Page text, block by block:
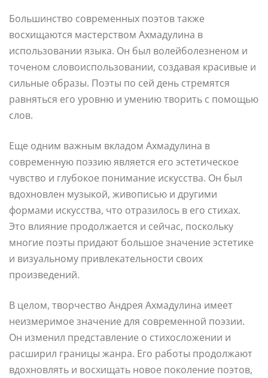
Большинство современных поэтов также
восхищаются мастерством Ахмадулина в
использовании языка. Он был волейболезненом и
точеном словоиспользовании, создавая красивые и
сильные образы. Поэты по сей день стремятся
равняться его уровню и умению творить с помощью
слов.
Еще одним важным вкладом Ахмадулина в
современную поэзию является его эстетическое
чувство и глубокое понимание искусства. Он был
вдохновлен музыкой, живописью и другими
формами искусства, что отразилось в его стихах.
Это влияние продолжается и сейчас, поскольку
многие поэты придают большое значение эстетике
и визуальному привлекательности своих
произведений.
В целом, творчество Андрея Ахмадулина имеет
неизмеримое значение для современной поэзии.
Он изменил представление о стихосложении и
расширил границы жанра. Его работы продолжают
вдохновлять и восхищать новое поколение поэтов,